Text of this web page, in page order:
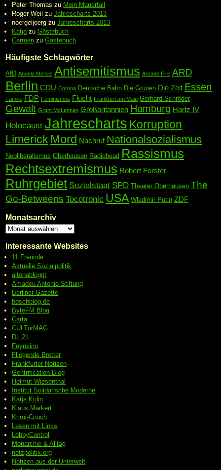
Peter Thomas zu Mein Mauerfall
Roger Weil zuJahrescharts 2013
noergeljoerg zuJahrescharts 2013
Katja zuGästebuch
Carmen zuGästebuch
Häufigste Schlagwörter
AfD Angela Merkel Antisemitismus Arcade Fire ARD
Berlin CDU Corona Deutsche Bahn Die Grünen Die Zeit Essen
Familie FDP Feminismus Flucht Frankfurt am Main Gerhard Schröder
Gewalt Grant McLennan Großbritannien Hamburg Hartz IV
Holocaust Jahrescharts Korruption
Limerick Mord Nachruf Nationalsozialismus
Neoliberalismus Oberhausen Radiohead Rassismus
Rechtsextremismus Robert Forster
Ruhrgebiet Sozialstaat SPD Theater Oberhausen The
Go-Betweens Tocotronic USA Wladimir Putin ZDF
Monatsarchiv
Interessante Websites
11 Freunde
Aktuelle Sozialpolitik
altonabloggt
Amadeu Antonio Stiftung
Berliner Gazette
boschblog.de
ByteFM Blog
Carta
CULTurMAG
DL 21
Feynsinn
Fliegende Bretter
Frankfurter Notizen
Gentrification Blog
Helmut Wiesenthal
Institut Solidarische Moderne
Katja Kulin
Klaus Märkert
Krimi-Couch
Lesen mit Links
LobbyControl
Monarchie & Alltag
netzpolitik.org
Notizen aus der Unterwelt